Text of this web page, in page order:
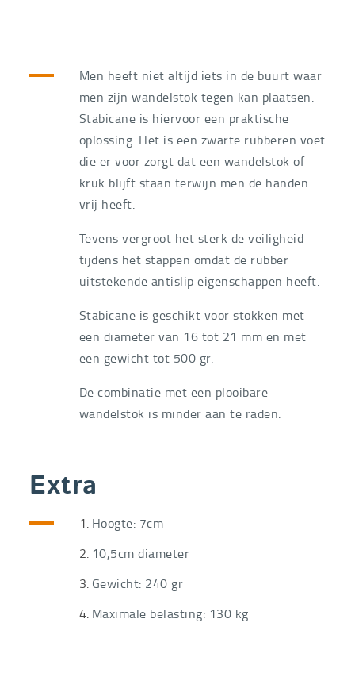
Men heeft niet altijd iets in de buurt waar
men zijn wandelstok tegen kan plaatsen.
Stabicane is hiervoor een praktische
oplossing. Het is een zwarte rubberen voet
die er voor zorgt dat een wandelstok of
kruk blijft staan terwijn men de handen
vrij heeft.
Tevens vergroot het sterk de veiligheid
tijdens het stappen omdat de rubber
uitstekende antislip eigenschappen heeft.
Stabicane is geschikt voor stokken met
een diameter van 16 tot 21 mm en met
een gewicht tot 500 gr.
De combinatie met een plooibare
wandelstok is minder aan te raden.
Extra
Hoogte: 7cm
10,5cm diameter
Gewicht: 240 gr
Maximale belasting: 130 kg